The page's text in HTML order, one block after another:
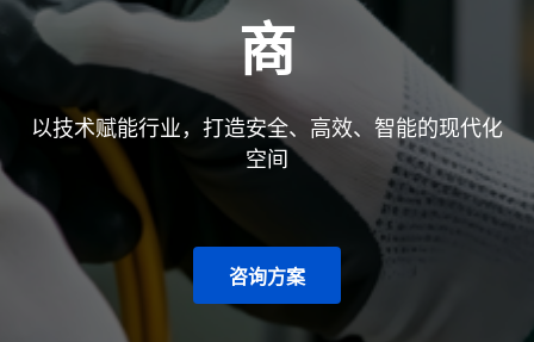
商
以技术赋能行业，打造安全、高效、智能的现代化
空间
咨询方案